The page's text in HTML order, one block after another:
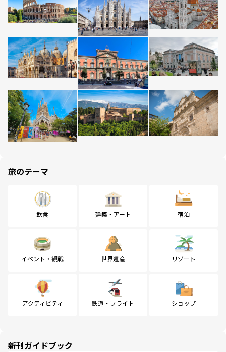
旅のテーマ
飲食 建築・アート 宿泊
イベント・観戦 世界遺産 リゾート
アクティビティ 鉄道・フライト ショップ
新刊ガイドブック